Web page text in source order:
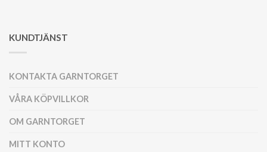
KUNDTJÄNST
KONTAKTA GARNTORGET
VÅRA KÖPVILLKOR
OM GARNTORGET
MITT KONTO